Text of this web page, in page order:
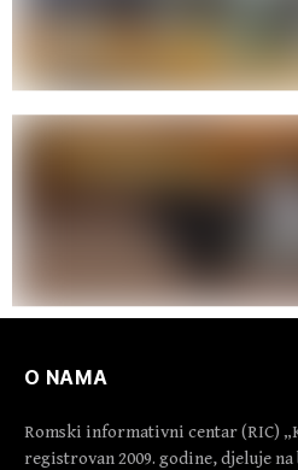
O NAMA
Romski informativni centar (RIC)
registrovan 2009. godine, djeluje